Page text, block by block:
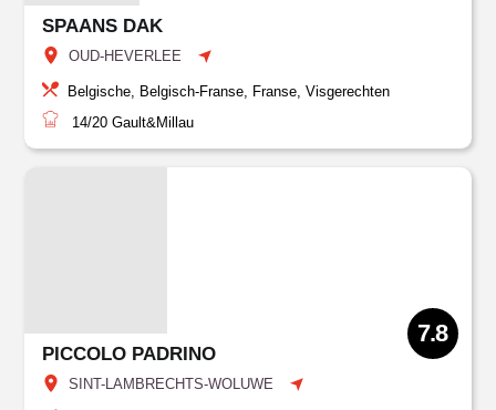
SPAANS DAK
OUD-HEVERLEE
Belgische, Belgisch-Franse, Franse, Visgerechten
14/20 Gault&Millau
PICCOLO PADRINO
SINT-LAMBRECHTS-WOLUWE
7.8